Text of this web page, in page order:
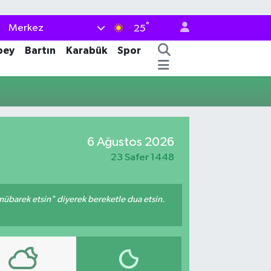
Merkez 25°
Bartın Karabük
Spor
6 Ağustos 2026
23 Safer 1448
etsin" diyerek bereketle dua etsin.